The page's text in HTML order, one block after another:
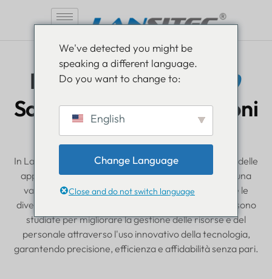
PortareInnovativo
Soluzioni per applicazioni
di monitoraggio
In Lansitec, ci dedichiamo a essere pionieri del futuro delle
applicazioni di tracciamento IoTsoluzioni, offrendo una
vasta gamma diprodottiProgettate per soddisfare le
diverse esigenze dei nostri clienti. Le nostre offerte sono
studiate per migliorare la gestione delle risorse e del
personale attraverso l'uso innovativo della tecnologia,
garantendo precisione, efficienza e affidabilità senza pari.
We've detected you might be
speaking a different language.
Do you want to change to:
English
Change Language
Close and do not switch language